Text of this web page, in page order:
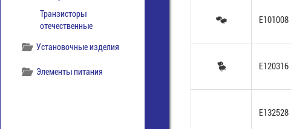
Транзисторы
отечественные
Установочные изделия
Элементы питания
E101008
E120316
E132528